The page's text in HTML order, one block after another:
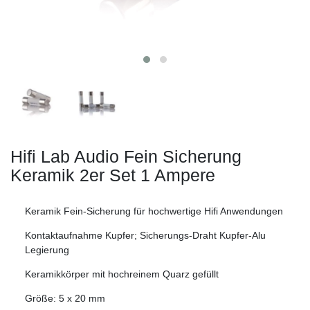
Hifi Lab Audio Fein Sicherung
Keramik 2er Set 1 Ampere
Keramik Fein-Sicherung für hochwertige Hifi Anwendungen
Kontaktaufnahme Kupfer; Sicherungs-Draht Kupfer-Alu
Legierung
Keramikkörper mit hochreinem Quarz gefüllt
Größe: 5 x 20 mm